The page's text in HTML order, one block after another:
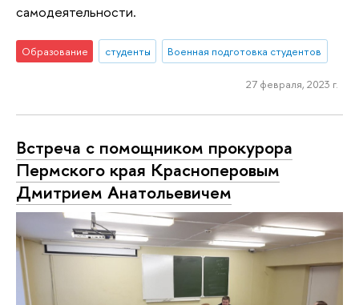
самодеятельности.
Образование студенты Военная подготовка студентов
27 февраля, 2023 г.
Встреча с помощником прокурора
Пермского края Красноперовым
Дмитрием Анатольевичем